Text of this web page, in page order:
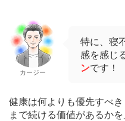
カージー
特に、寝
感を感じ
ンです！
健康は何よりも優先すべ
まで続ける価値があるかを